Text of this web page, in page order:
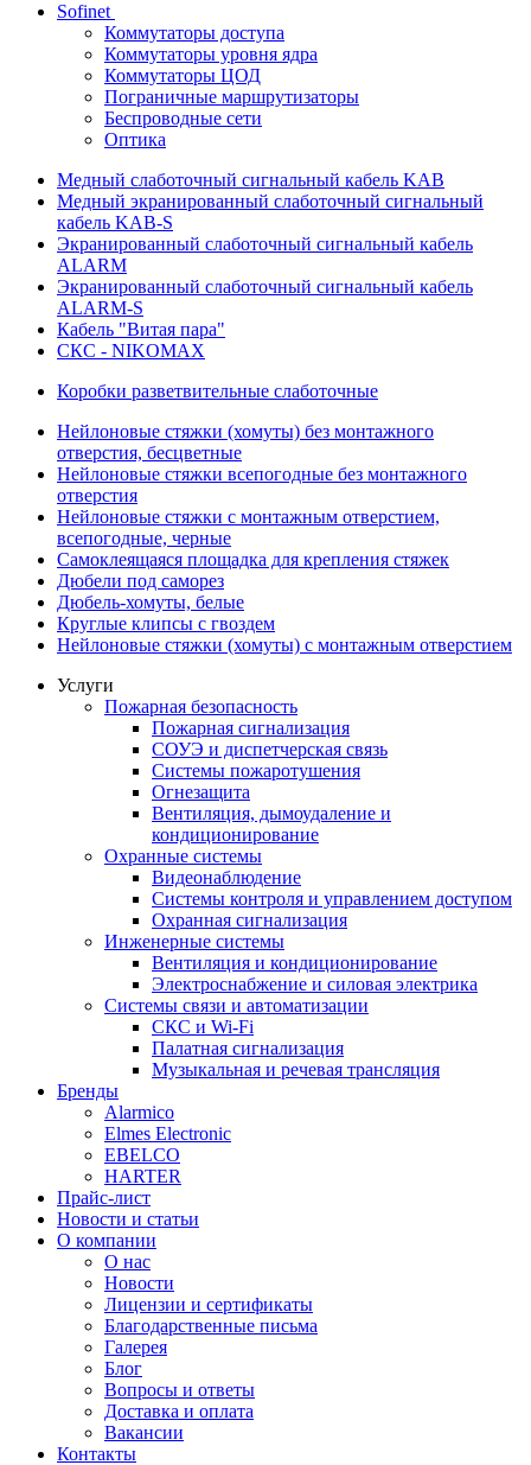
Sofinet
Коммутаторы доступа
Коммутаторы уровня ядра
Коммутаторы ЦОД
Пограничные маршрутизаторы
Беспроводные сети
Оптика
Медный слаботочный сигнальный кабель KAB
Медный экранированный слаботочный сигнальный
кабель KAB-S
Экранированный слаботочный сигнальный кабель
ALARM
Экранированный слаботочный сигнальный кабель
ALARM-S
Кабель "Витая пара"
СКС - NIKOMAX
Коробки разветвительные слаботочные
Нейлоновые стяжки (хомуты) без монтажного
отверстия, бесцветные
Нейлоновые стяжки всепогодные без монтажного
отверстия
Нейлоновые стяжки с монтажным отверстием,
всепогодные, черные
Самоклеящаяся площадка для крепления стяжек
Дюбели под саморез
Дюбель-хомуты, белые
Круглые клипсы с гвоздем
Нейлоновые стяжки (хомуты) с монтажным отверстием
Услуги
Пожарная безопасность
Пожарная сигнализация
СОУЭ и диспетчерская связь
Системы пожаротушения
Огнезащита
Вентиляция, дымоудаление и
кондиционирование
Охранные системы
Видеонаблюдение
Системы контроля и управлением доступом
Охранная сигнализация
Инженерные системы
Вентиляция и кондиционирование
Электроснабжение и силовая электрика
Системы связи и автоматизации
СКС и Wi-Fi
Палатная сигнализация
Музыкальная и речевая трансляция
Бренды
Alarmico
Elmes Electronic
EBELCO
HARTER
Прайс-лист
Новости и статьи
О компании
О нас
Новости
Лицензии и сертификаты
Благодарственные письма
Галерея
Блог
Вопросы и ответы
Доставка и оплата
Вакансии
Контакты